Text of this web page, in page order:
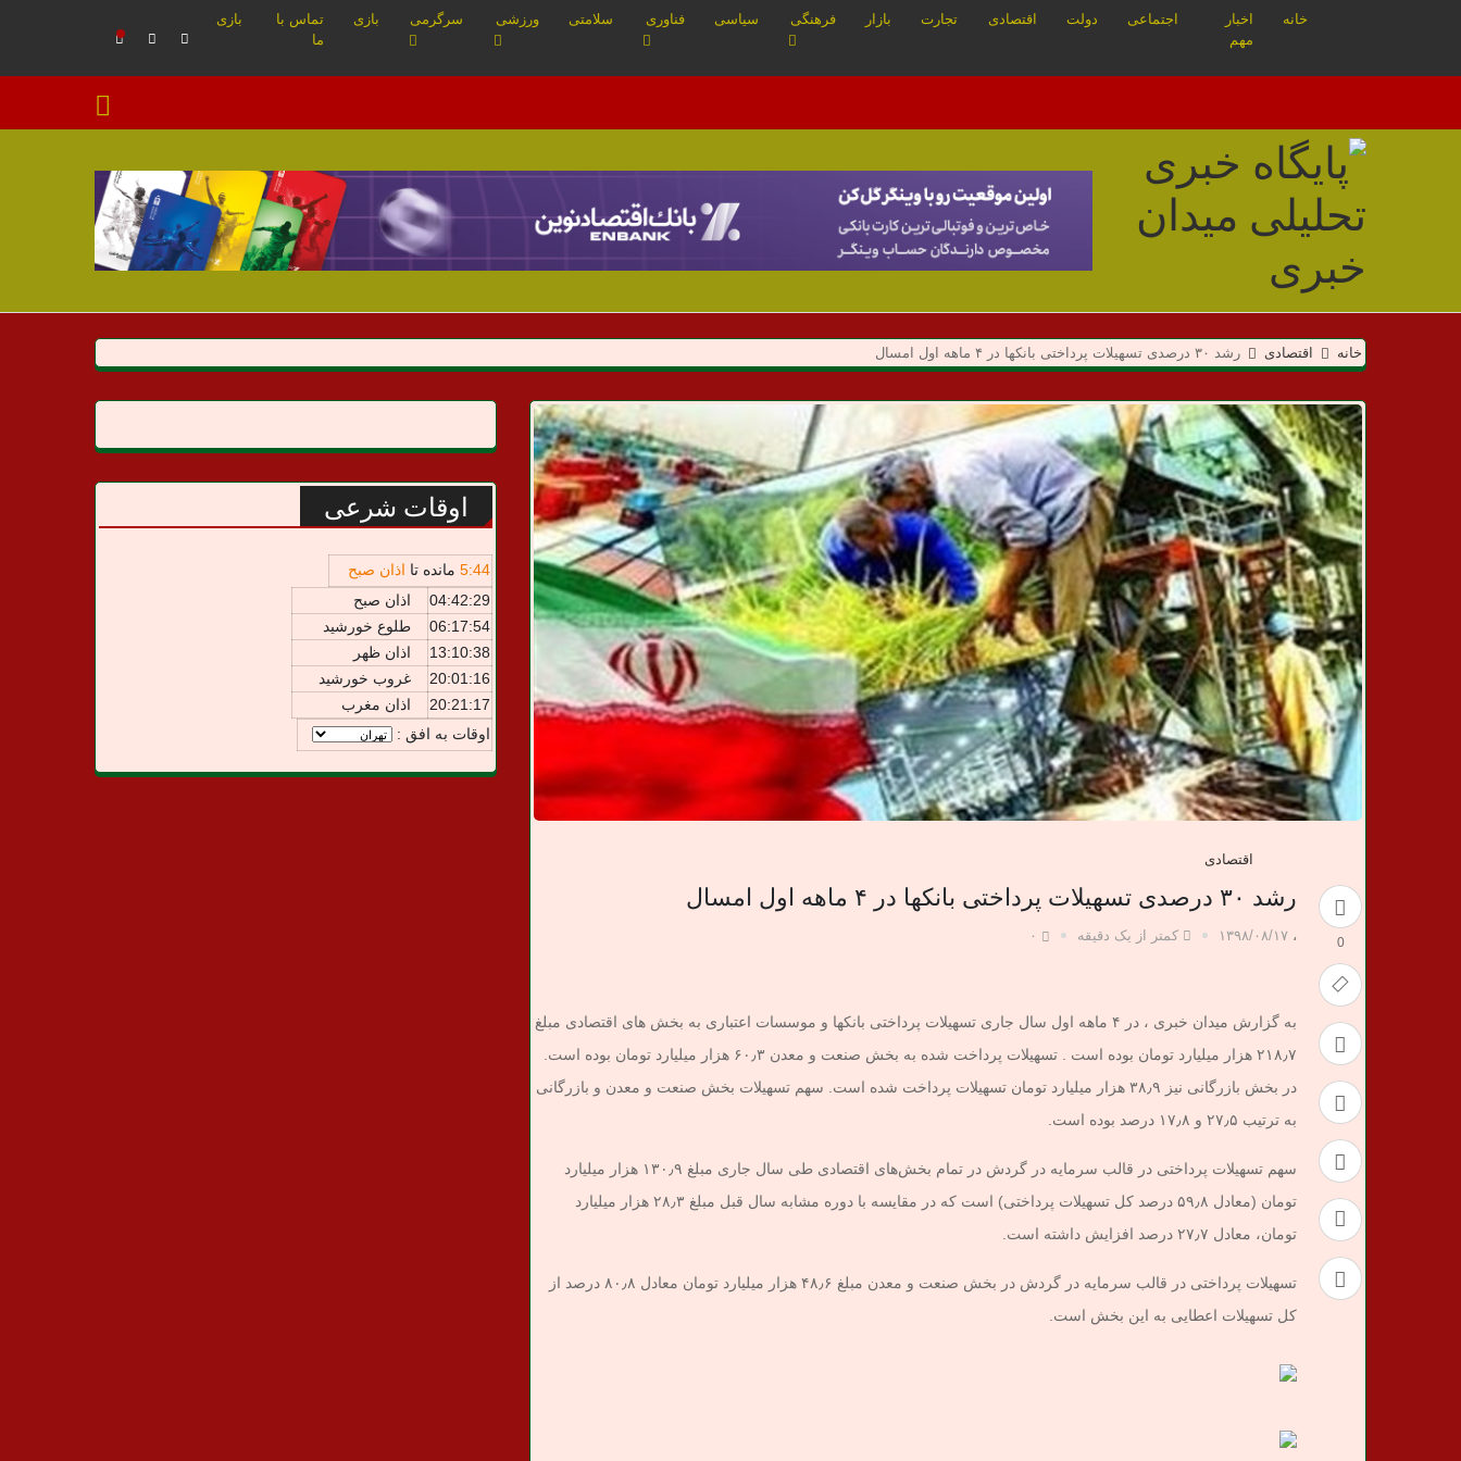
خانه
اخبار
مهم
اجتماعی دولت اقتصادی تجارت بازار فرهنگی سیاسی فناوری سلامتی ورزشی سرگرمی بازی
تماس با
ما
بازی
م
ی
د
ا
ن
خ
ب
ر
ی
خانه اقتصادی رشد ۳۰ درصدی تسهیلات پرداختی بانکها در ۴ ماهه اول امسال
0
اقتصادی
رشد ۳۰ درصدی تسهیلات پرداختی بانکها در ۴ ماهه اول امسال
، ۱۳۹۸/۰۸/۱۷ کمتر از یک دقیقه ۰
به گزارش میدان خبری ، در ۴ ماهه اول سال جاری تسهیلات پرداختی بانکها و موسسات اعتباری به بخش های اقتصادی مبلغ
۲۱۸٫۷ هزار میلیارد تومان بوده است . تسهیلات پرداخت شده به بخش صنعت و معدن ۶۰٫۳ هزار میلیارد تومان بوده است.
در بخش بازرگانی نیز ۳۸٫۹ هزار میلیارد تومان تسهیلات پرداخت شده است. سهم تسهیلات بخش صنعت و معدن و بازرگانی
به ترتیب ۲۷٫۵ و ۱۷٫۸ درصد بوده است.
سهم تسهیلات پرداختی در قالب سرمایه در گردش در تمام بخش‌های اقتصادی طی سال جاری مبلغ ۱۳۰٫۹ هزار میلیارد
تومان (معادل ۵۹٫۸ درصد کل تسهیلات پرداختی) است که در مقایسه با دوره مشابه سال قبل مبلغ ۲۸٫۳ هزار میلیارد
تومان، معادل ۲۷٫۷ درصد افزایش داشته است.
تسهیلات پرداختی در قالب سرمایه در گردش در بخش صنعت و معدن مبلغ ۴۸٫۶ هزار میلیارد تومان معادل ۸۰٫۸ درصد از
کل تسهیلات اعطایی به این بخش است.
اوقات شرعی
5:44 مانده تا اذان صبح
04:42:29
اذان صبح
06:17:54
طلوع خورشید
13:10:38
اذان ظهر
20:01:16
غروب خورشید
20:21:17
اذان مغرب
اوقات به افق :